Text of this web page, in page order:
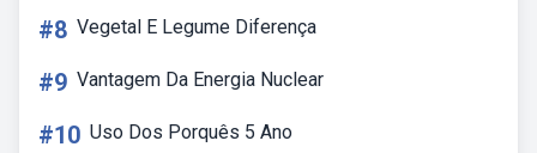
#8 Vegetal E Legume Diferença
#9 Vantagem Da Energia Nuclear
#10 Uso Dos Porquês 5 Ano